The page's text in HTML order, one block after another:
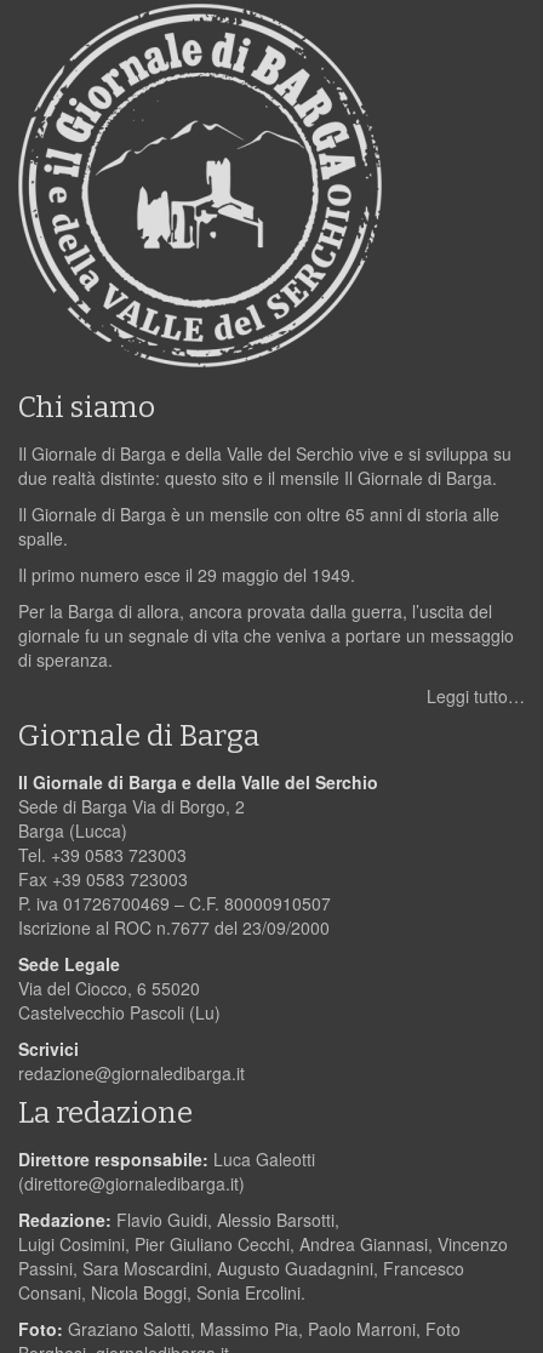
Chi siamo
Il Giornale di Barga e della Valle del Serchio vive e si sviluppa su
due realtà distinte: questo sito e il mensile Il Giornale di Barga.
Il Giornale di Barga è un mensile con oltre 65 anni di storia alle
spalle.
Il primo numero esce il 29 maggio del 1949.
Per la Barga di allora, ancora provata dalla guerra, l’uscita del
giornale fu un segnale di vita che veniva a portare un messaggio
di speranza.
Leggi tutto…
Giornale di Barga
Il Giornale di Barga e della Valle del Serchio
Sede di Barga Via di Borgo, 2
Barga (Lucca)
Tel. +39 0583 723003
Fax +39 0583 723003
P. iva 01726700469 – C.F. 80000910507
Iscrizione al ROC n.7677 del 23/09/2000
Sede Legale
Via del Ciocco, 6 55020
Castelvecchio Pascoli (Lu)
Scrivici
redazione@giornaledibarga.it
La redazione
Direttore responsabile: Luca Galeotti
(direttore@giornaledibarga.it)
Redazione: Flavio Guidi, Alessio Barsotti,
Luigi Cosimini, Pier Giuliano Cecchi, Andrea Giannasi, Vincenzo
Passini, Sara Moscardini, Augusto Guadagnini, Francesco
Consani, Nicola Boggi, Sonia Ercolini.
Foto: Graziano Salotti, Massimo Pia, Paolo Marroni, Foto